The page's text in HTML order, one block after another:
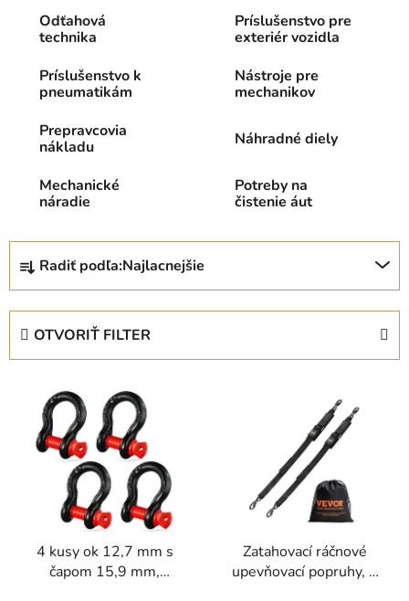
Odťahová
technika
Príslušenstvo pre
exteriér vozidla
Príslušenstvo k
pneumatikám
Nástroje pre
mechanikov
Prepravcovia
nákladu
Náhradné diely
Mechanické
náradie
Potreby na
čistenie áut
R
d
Radiť podľa:Najlacnejšie
OTVORIŤ FILTER
4 kusy ok 12,7 mm s
čapom 15,9 mm,
Zatahovací ráčnové
upevňovací popruhy, 2